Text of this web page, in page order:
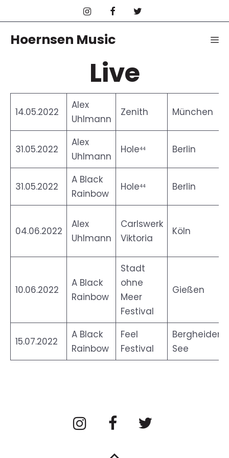
to
content
Hoernsen Music
Live
14.05.2022
Alex
Uhlmann
Zenith München
31.05.2022
Alex
Uhlmann
Hole⁴⁴ Berlin
31.05.2022
A Black
Rainbow
Hole⁴⁴ Berlin
04.06.2022
Alex
Uhlmann
Carlswerk
Viktoria
Köln
10.06.2022
A Black
Rainbow
Stadt
ohne
Meer
Festival
Gießen
15.07.2022
A Black
Rainbow
Feel
Festival
Bergheider
See